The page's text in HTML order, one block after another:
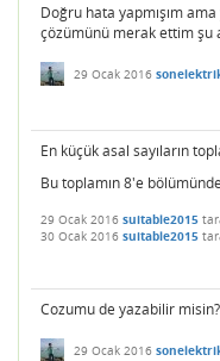
Doğru hata yapmışım
çözümünü merak ettim şu
29 Ocak 2016
En küçük asal sayıların
Bu toplamın 8'e
29 Ocak 2016 suitable2015
30 Ocak 2016 suitable2015
Cozumu de yazabilir misin?
29 Ocak 2016